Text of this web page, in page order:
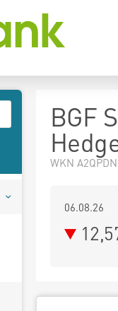
BGF
WKN
06.08.26